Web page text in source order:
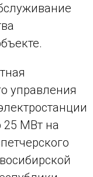
управления
МВт на